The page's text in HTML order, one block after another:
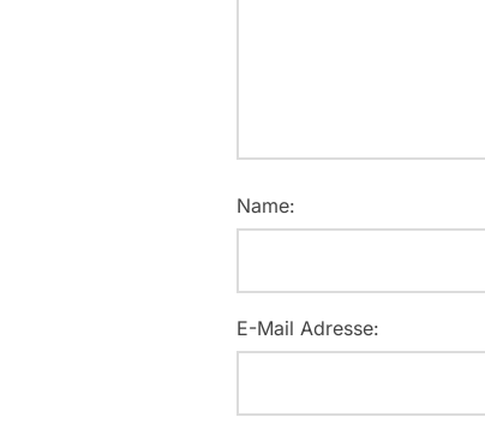
Name:
E-Mail Adresse: